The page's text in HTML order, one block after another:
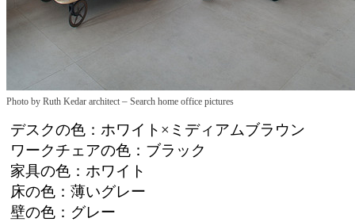
Photo by Ruth Kedar architect – Search home office pictures
デスクの色：ホワイト×ミディアムブラウン
ワークチェアの色：ブラック
家具の色：ホワイト
床の色：薄いグレー
壁の色：グレー